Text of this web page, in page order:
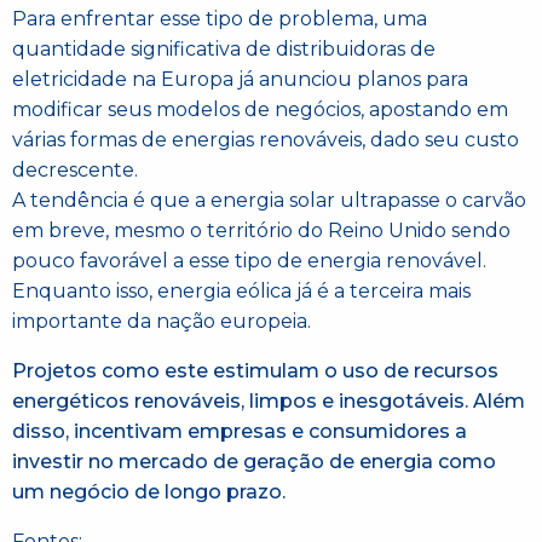
Para enfrentar esse tipo de problema, uma
quantidade significativa de distribuidoras de
eletricidade na Europa já anunciou planos para
modificar seus modelos de negócios, apostando em
várias formas de energias renováveis, dado seu custo
decrescente.
A tendência é que a energia solar ultrapasse o carvão
em breve, mesmo o território do Reino Unido sendo
pouco favorável a esse tipo de energia renovável.
Enquanto isso, energia eólica já é a terceira mais
importante da nação europeia.
Projetos como este estimulam o uso de recursos
energéticos renováveis, limpos e inesgotáveis. Além
disso, incentivam empresas e consumidores a
investir no mercado de geração de energia como
um negócio de longo prazo.